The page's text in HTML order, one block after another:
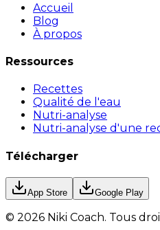
Accueil
Blog
À propos
Ressources
Recettes
Qualité de l'eau
Nutri-analyse
Nutri-analyse d'une
Télécharger
App Store Google Play
© 2026 Niki Coach. Tous